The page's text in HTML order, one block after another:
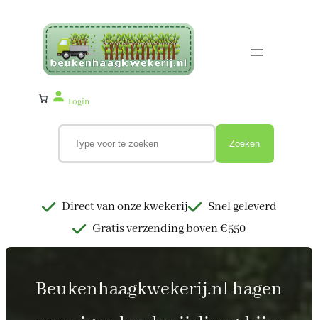
Login
Zoeken
Direct van onze kwekerij
Snel geleverd
Gratis verzending boven €550
Beukenhaagkwekerij.nl hagen